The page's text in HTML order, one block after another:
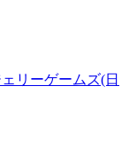
リーゲームズ(日